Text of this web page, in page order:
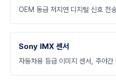
OEM 동급 저지연 디지털 신호 전
Sony IMX 센서
자동차용 등급 이미지 센서, 주야